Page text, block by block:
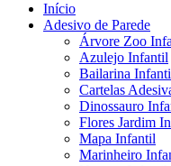
Início
Adesivo de Parede
Árvore Zoo
Azulejo Infantil
Bailarina
Cartelas
Dinossauro
Flores Jardim
Mapa Infantil
Marinheiro